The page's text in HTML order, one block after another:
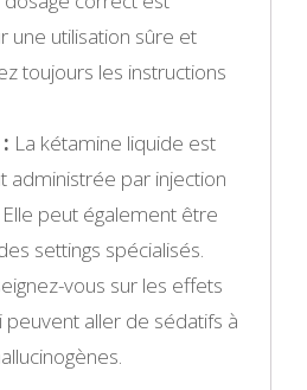
une utilisation sûre et
toujours les instructions
La kétamine liquide est
administrée par injection
peut également être
settings spécialisés.
vous sur les effets
peuvent aller de sédatifs à